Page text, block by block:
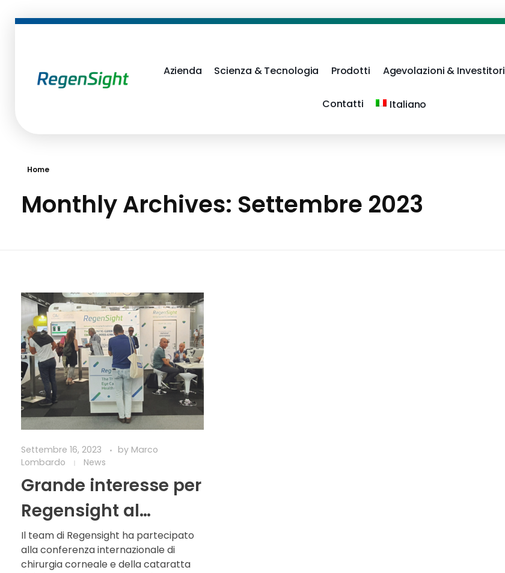
Azienda Scienza & Tecnologia Prodotti Agevolazioni & Investitori
Contatti Italiano
Home
Monthly Archives: Settembre 2023
Settembre 16, 2023 by Marco
Lombardo
News
Grande interesse per
Regensight al
Congresso ESCRS
2023
Il team di Regensight ha partecipato
alla conferenza internazionale di
chirurgia corneale e della cataratta